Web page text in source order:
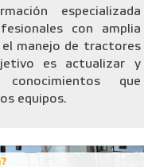
especializada
con amplia
el manejo de tractores
es actualizar y
que
equipos.